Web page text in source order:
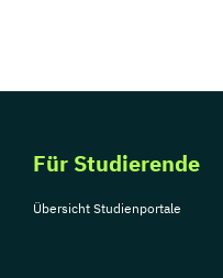
Für Studierende
Übersicht Studienportale